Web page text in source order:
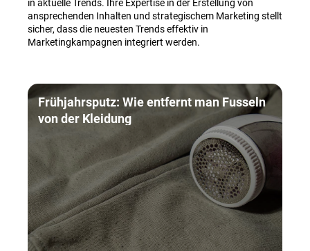
in aktuelle Trends. Ihre Expertise in der Erstellung von
ansprechenden Inhalten und strategischem Marketing stellt
sicher, dass die neuesten Trends effektiv in
Marketingkampagnen integriert werden.
Frühjahrsputz: Wie entfernt man Fusseln
von der Kleidung